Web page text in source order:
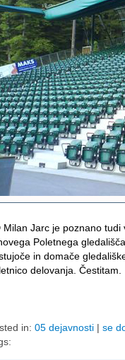
Milan Jarc je poznano
Poletnega
in domače
delovanja. Čestitam.
in: 05 dejavnosti | se